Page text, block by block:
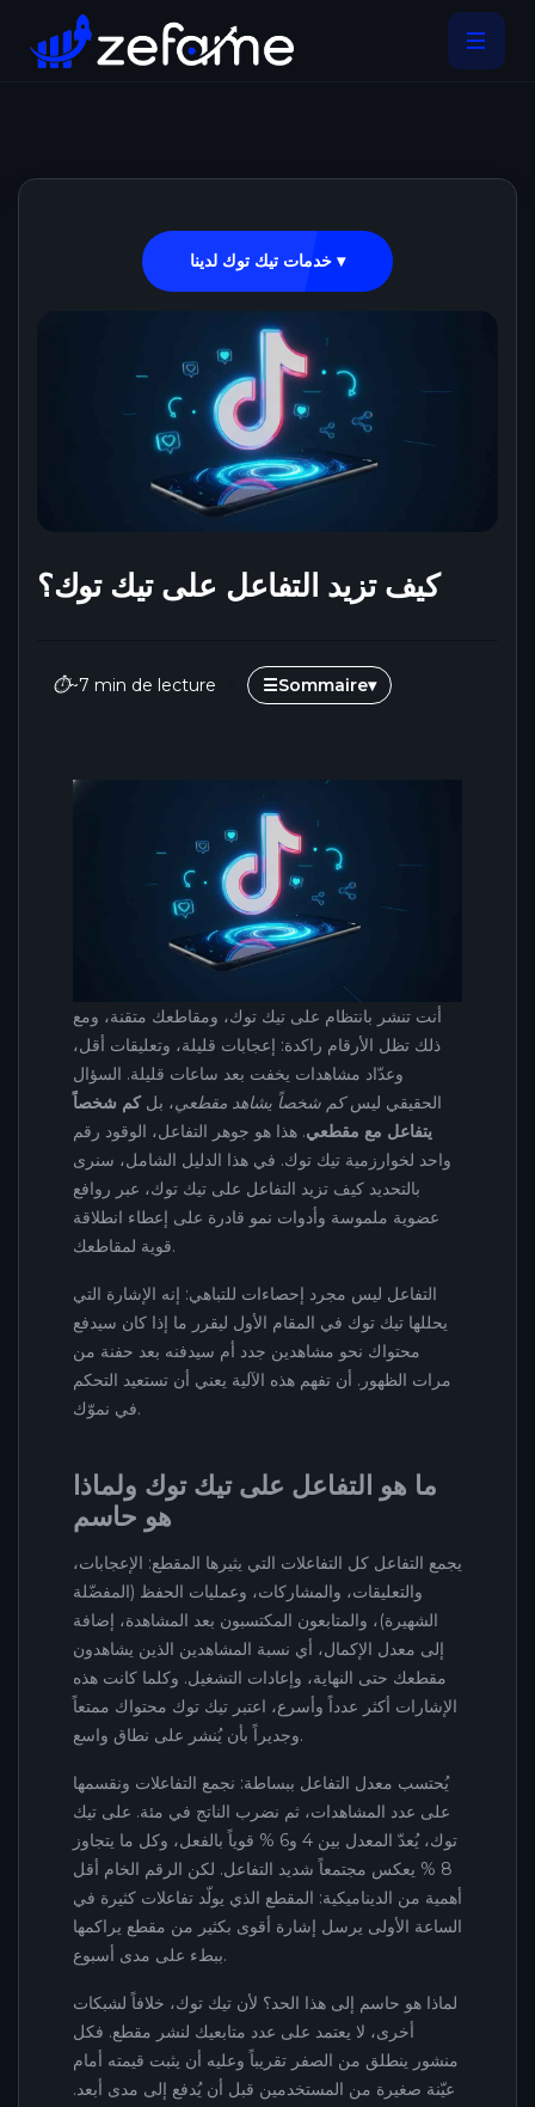
خدمات تيك توك لدينا ▾
كيف تزيد التفاعل على تيك توك؟
⏱~7 min de lecture ☰Sommaire▾
أنت تنشر بانتظام على تيك توك، ومقاطعك متقنة، ومع
ذلك تظل الأرقام راكدة: إعجابات قليلة، وتعليقات أقل،
وعدّاد مشاهدات يخفت بعد ساعات قليلة. السؤال
الحقيقي ليسكم شخصاً يشاهد مقطعي، بلكم شخصاً
يتفاعل مع مقطعي. هذا هو جوهر التفاعل، الوقود رقم
واحد لخوارزمية تيك توك. في هذا الدليل الشامل، سنرى
بالتحديد كيف تزيد التفاعل على تيك توك، عبر روافع
عضوية ملموسة وأدوات نمو قادرة على إعطاء انطلاقة
قوية لمقاطعك.
التفاعل ليس مجرد إحصاءات للتباهي: إنه الإشارة التي
يحللها تيك توك في المقام الأول ليقرر ما إذا كان سيدفع
محتواك نحو مشاهدين جدد أم سيدفنه بعد حفنة من
مرات الظهور. أن تفهم هذه الآلية يعني أن تستعيد التحكم
في نموّك.
ما هو التفاعل على تيك توك ولماذا
هو حاسم
يجمع التفاعل كل التفاعلات التي يثيرها المقطع: الإعجابات،
والتعليقات، والمشاركات، وعمليات الحفظ (المفضّلة
الشهيرة)، والمتابعون المكتسبون بعد المشاهدة، إضافة
إلى معدل الإكمال، أي نسبة المشاهدين الذين يشاهدون
مقطعك حتى النهاية، وإعادات التشغيل. وكلما كانت هذه
الإشارات أكثر عدداً وأسرع، اعتبر تيك توك محتواك ممتعاً
وجديراً بأن يُنشر على نطاق واسع.
يُحتسب معدل التفاعل ببساطة: نجمع التفاعلات ونقسمها
على عدد المشاهدات، ثم نضرب الناتج في مئة. على تيك
توك، يُعدّ المعدل بين 4 و6 % قوياً بالفعل، وكل ما يتجاوز
8 % يعكس مجتمعاً شديد التفاعل. لكن الرقم الخام أقل
أهمية من الديناميكية: المقطع الذي يولّد تفاعلات كثيرة في
الساعة الأولى يرسل إشارة أقوى بكثير من مقطع يراكمها
ببطء على مدى أسبوع.
لماذا هو حاسم إلى هذا الحد؟ لأن تيك توك، خلافاً لشبكات
أخرى، لا يعتمد على عدد متابعيك لنشر مقطع. فكل
منشور ينطلق من الصفر تقريباً وعليه أن يثبت قيمته أمام
عيّنة صغيرة من المستخدمين قبل أن يُدفع إلى مدى أبعد.